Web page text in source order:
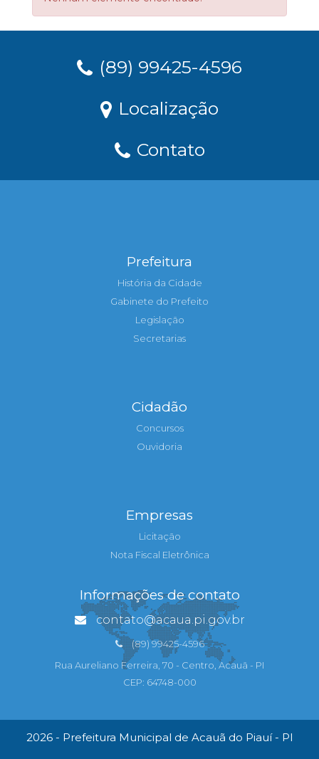
(89) 99425-4596
Localização
Contato
Prefeitura
História da Cidade
Gabinete do Prefeito
Legislação
Secretarias
Cidadão
Concursos
Ouvidoria
Empresas
Licitação
Nota Fiscal Eletrônica
Informações de contato
contato@acaua.pi.gov.br
(89) 99425-4596
Rua Aureliano Ferreira, 70 - Centro, Acauã - PI
CEP: 64748-000
2026 - Prefeitura Municipal de Acauã do Piauí - PI